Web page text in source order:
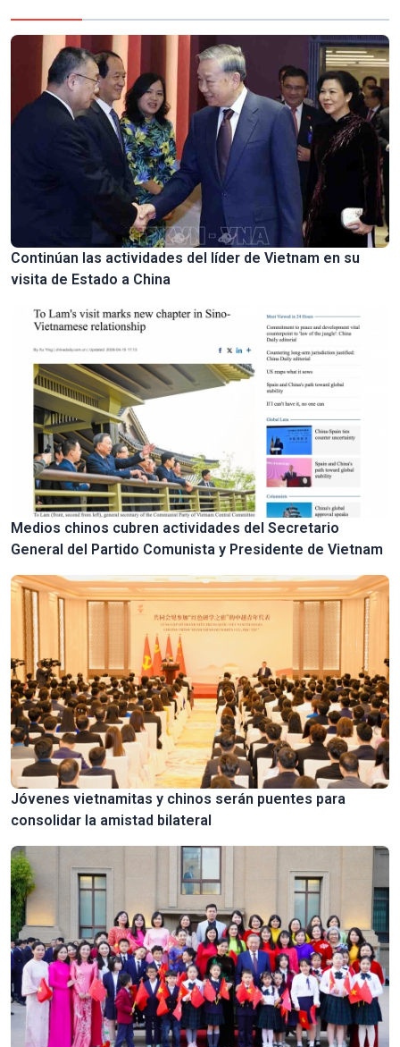
Continúan las actividades del líder de Vietnam en su
visita de Estado a China
Medios chinos cubren actividades del Secretario
General del Partido Comunista y Presidente de Vietnam
Jóvenes vietnamitas y chinos serán puentes para
consolidar la amistad bilateral